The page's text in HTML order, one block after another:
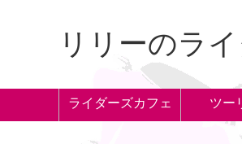
リリーのラ
ライダーズカフェ ツー